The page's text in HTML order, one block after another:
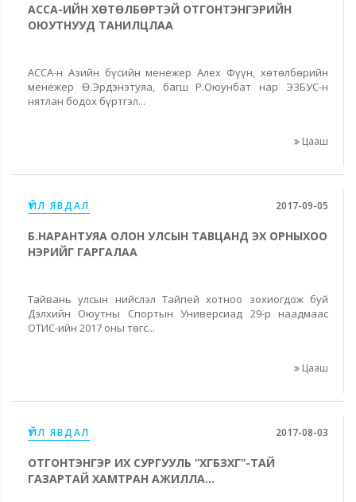
АССА-ИЙН ХӨТӨЛБӨРТЭЙ ОТГОНТЭНГЭРИЙН
ОЮУТНУУД ТАНИЛЦЛАА
АССА-н Азийн бүсийн менежер Алех Фүүн, хөтөлбөрийн
менежер Ө.Эрдэнэтуяа, багш Р.Оюунбат нар ЭЗБУС-н
нятлан бодох бүртгэл...
Цааш
ҮЙЛ ЯВДАЛ 2017-09-05
Б.НАРАНТУЯА ОЛОН УЛСЫН ТАВЦАНД ЭХ ОРНЫХОО
НЭРИЙГ ГАРГАЛАА
Тайвань улсын нийслэл Тайпей хотноо зохиогдож буй
Дэлхийн Оюутны Спортын Универсиад 29-р наадмаас
ОТИС-ийн 2017 оны төгс...
Цааш
ҮЙЛ ЯВДАЛ 2017-08-03
ОТГОНТЭНГЭР ИХ СУРГУУЛЬ “ХГБЗХГ”-ТАЙ
ГАЗАРТАЙ ХАМТРАН АЖИЛЛА...